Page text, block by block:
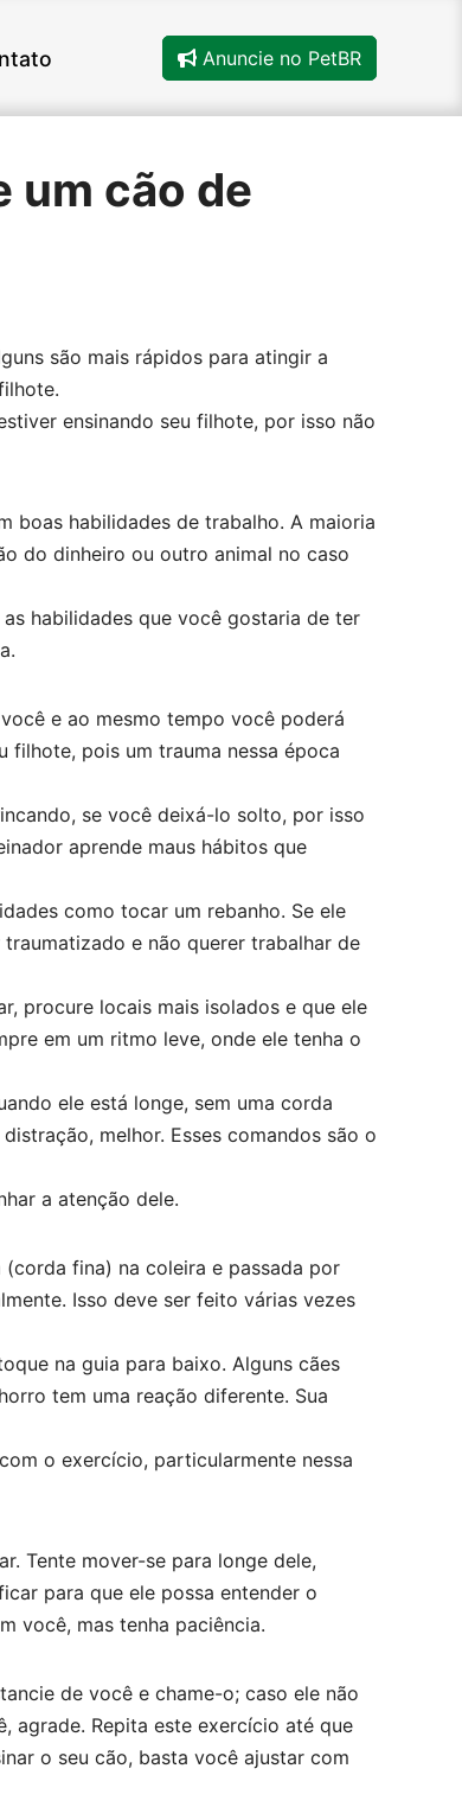
Anuncie no PetBR
um cão de
são mais rápidos para atingir a
ensinando seu filhote, por isso não
boas habilidades de trabalho. A maioria
do dinheiro ou outro animal no caso
habilidades que você gostaria de ter
e ao mesmo tempo você poderá
filhote, pois um trauma nessa época
se você deixá-lo solto, por isso
aprende maus hábitos que
como tocar um rebanho. Se ele
e não querer trabalhar de
procure locais mais isolados e que ele
em um ritmo leve, onde ele tenha o
ele está longe, sem uma corda
melhor. Esses comandos são o
a atenção dele.
fina) na coleira e passada por
Isso deve ser feito várias vezes
na guia para baixo. Alguns cães
tem uma reação diferente. Sua
o exercício, particularmente nessa
Tente mover-se para longe dele,
para que ele possa entender o
você, mas tenha paciência.
de você e chame-o; caso ele não
agrade. Repita este exercício até que
o seu cão, basta você ajustar com